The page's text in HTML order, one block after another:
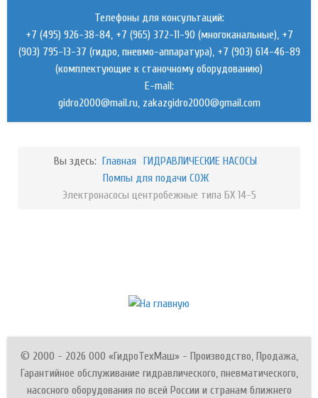
Телефоны для консультаций:
+7 (495) 926-38-84, +7 (965) 372-11-90 (многоканальные), +7
(903) 795-13-37 (гидро, пневмо-аппаратура), +7 (903) 614-46-89
(комплектующие к станочному оборудованию)
E-mail:
,
Вы здесь: Главная ГИДРАВЛИЧЕСКИЕ НАСОСЫ
Помпы для подачи СОЖ
Электронасосы центробежные типа БХ 14-5
© 2000 - 2026 ООО «ГидроТехМаш» - Производство, Продажа,
Гарантийное обслуживание гидравлического, пневматического,
насосного оборудования по всей России и странам ближнего